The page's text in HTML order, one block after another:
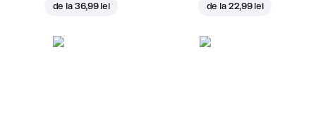
de la 36,99 lei de la 22,99 lei